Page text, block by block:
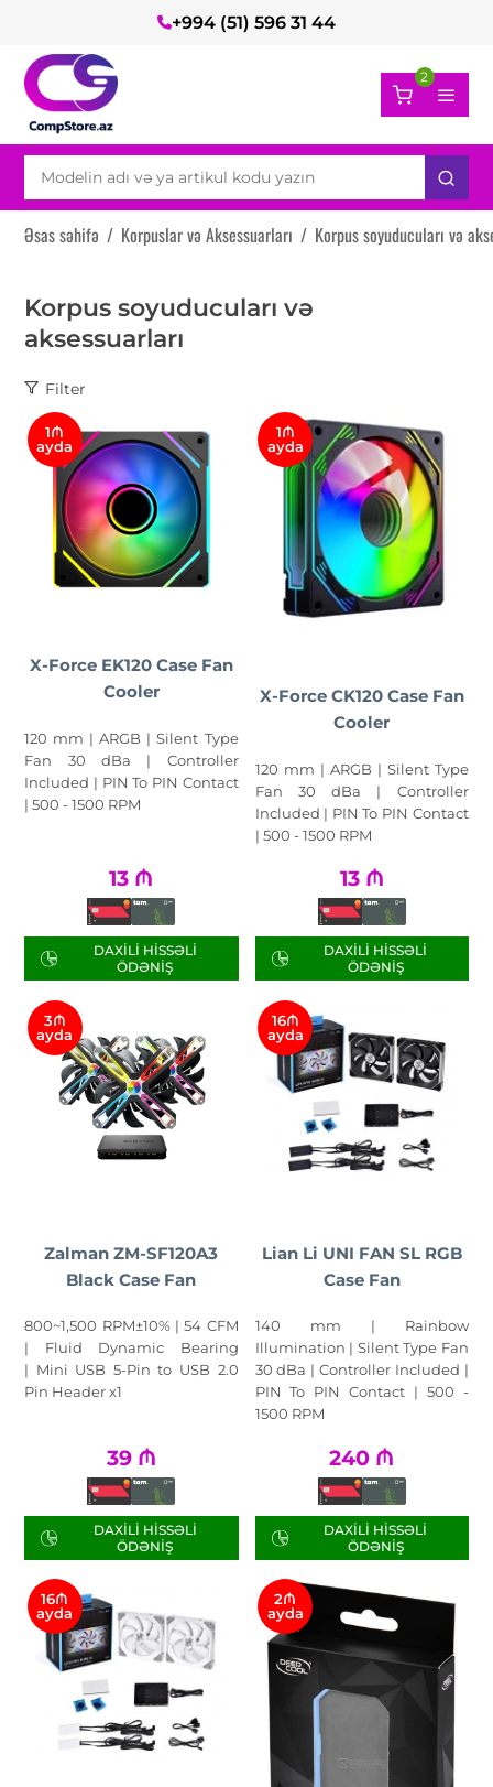
+994 (51) 596 31 44
2
Əsas səhifə / Korpuslar və Aksessuarları / Korpus soyuducuları və
Korpus soyuducuları və
aksessuarları
Filter
1₼
ayda
X-Force EK120 Case Fan
Cooler
120 mm | ARGB | Silent Type
Fan 30 dBa | Controller
Included | PIN To PIN Contact
| 500 - 1500 RPM
13 ₼
DAXILI HISSƏLI
ÖDƏNIŞ
1₼
ayda
X-Force CK120 Case Fan
Cooler
120 mm | ARGB | Silent Type
Fan 30 dBa | Controller
Included | PIN To PIN Contact
| 500 - 1500 RPM
13 ₼
DAXILI HISSƏLI
ÖDƏNIŞ
3₼
ayda
Zalman ZM-SF120A3
Black Case Fan
800~1,500 RPM±10% | 54 CFM
| Fluid Dynamic Bearing
| Mini USB 5-Pin to USB 2.0
Pin Header x1
39 ₼
DAXILI HISSƏLI
ÖDƏNIŞ
16₼
ayda
Lian Li UNI FAN SL RGB
Case Fan
140 mm | Rainbow
Illumination | Silent Type Fan
30 dBa | Controller Included |
PIN To PIN Contact | 500 -
1500 RPM
240 ₼
DAXILI HISSƏLI
ÖDƏNIŞ
16₼
ayda
2₼
ayda